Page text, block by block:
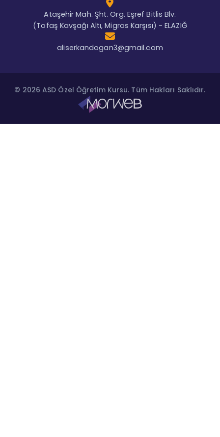
Ataşehir Mah. Şht. Org. Eşref Bitlis Blv.
(Tofaş Kavşağı Altı, Migros Karşısı) - ELAZIĞ
aliserkandogan3@gmail.com
© 2026 ASD Özel Öğretim Kursu. Tüm Hakları Saklıdır.